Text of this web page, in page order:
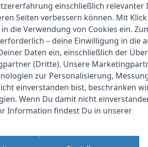
PocketBook
1-2 Werktage
1x E-Reader, 1x USB Type-C
eBook-Reader
182.00 g
einschließlich relevanter
Seiten verbessern können. Mit Klick
die Verwendung von Cookies ein.
– deine Einwilligung in die
Daten ein, einschließlich der
(Dritte). Unsere
zur Personalisierung,
einverstanden bist, beschränken
Wenn Du damit nicht
Information findest Du in unserer